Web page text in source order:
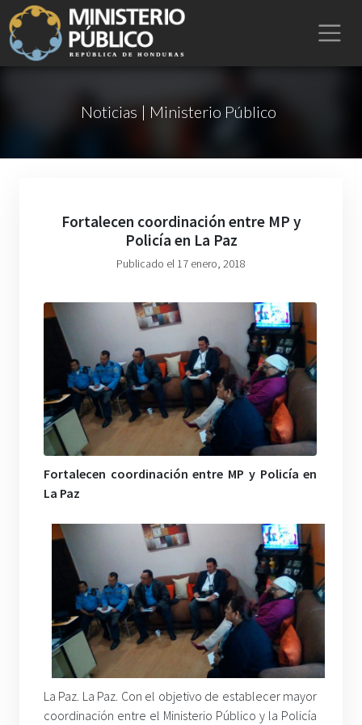
Noticias | Ministerio Público
Fortalecen coordinación entre MP y
Policía en La Paz
Publicado el 17 enero, 2018
Fortalecen coordinación entre MP y Policía en
La Paz
La Paz. La Paz. Con el objetivo de establecer mayor
coordinación entre el Ministerio Público y la Policía